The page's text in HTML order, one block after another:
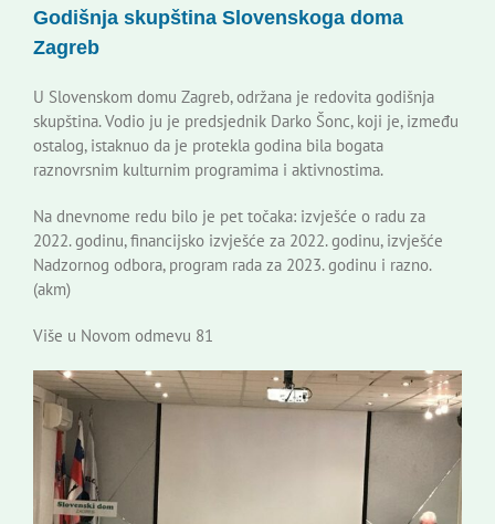
Korisne informacije
Godišnja skupština Slovenskoga doma
Zagreb
U Slovenskom domu Zagreb, održana je redovita godišnja
skupština. Vodio ju je predsjednik Darko Šonc, koji je, između
ostalog, istaknuo da je protekla godina bila bogata
raznovrsnim kulturnim programima i aktivnostima.
Na dnevnome redu bilo je pet točaka: izvješće o radu za
2022. godinu, financijsko izvješće za 2022. godinu, izvješće
Nadzornog odbora, program rada za 2023. godinu i razno.
(akm)
Više u Novom odmevu 81